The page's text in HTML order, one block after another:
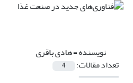
نویسنده =هادی باقری
تعداد مقالات: 4